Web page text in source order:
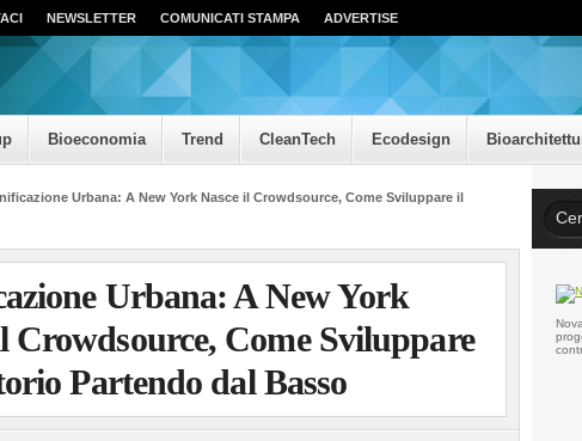
NEWSLETTER COMUNICATI STAMPA ADVERTISE
Bioeconomia Trend CleanTech Ecodesign
Urbana: A New York Nasce il Crowdsource, Come Sviluppare il
Urbana: A New York
Crowdsource, Come Sviluppare
Partendo dal Basso